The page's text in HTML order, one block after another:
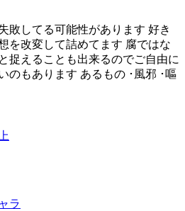
敗してる可能性があります 好き
を改変して詰めてます 腐ではな
捉えることも出来るのでご自由に
のもあります あるもの ･風邪 ･嘔
ラ